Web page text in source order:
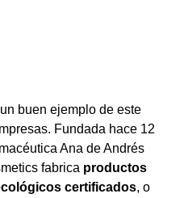
buen ejemplo de este
Fundada hace 12
Ana de Andrés
fabrica productos
certificados, o